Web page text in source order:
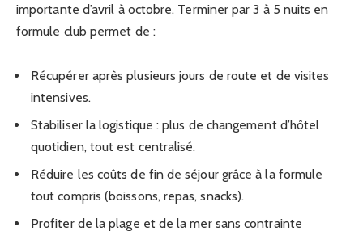
importante d’avril à octobre. Terminer par 3 à 5 nuits en
formule club permet de :
Récupérer après plusieurs jours de route et de visites
intensives.
Stabiliser la logistique : plus de changement d’hôtel
quotidien, tout est centralisé.
Réduire les coûts de fin de séjour grâce à la formule
tout compris (boissons, repas, snacks).
Profiter de la plage et de la mer sans contrainte